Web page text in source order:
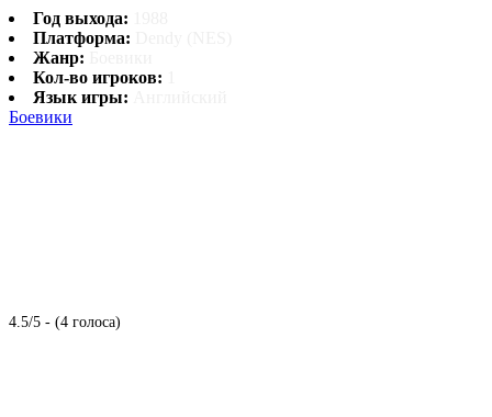
Год выхода:
Платформа:
Жанр:
Кол-во игроков:
Язык игры:
Боевики
4.5/5 - (4 голоса)